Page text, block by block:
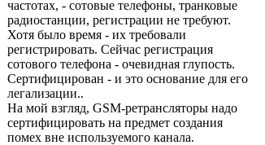
частотах, - сотовые телефоны, транковые
радиостанции, регистрации не требуют.
Хотя было время - их требовали
регистрировать. Сейчас регистрация
сотового телефона - очевидная глупость.
Сертифицирован - и это основание для его
легализации..
На мой взгляд, GSM-ретрансляторы надо
сертифицировать на предмет создания
помех вне используемого канала.